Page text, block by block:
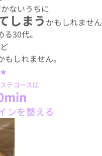
ないうちに
しまう かもしれません
30代。
しれません。
テコースは
ンを整える